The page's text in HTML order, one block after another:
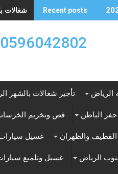
Recent posts شغالات
0596042802 تأجير العماله المنزليه بالساعه والشهر بالرياض
الرياض تأجير شغالات بالشهر
الباطن قص وتخريم
والظهران غسيل
الرياض غسيل وتلميع